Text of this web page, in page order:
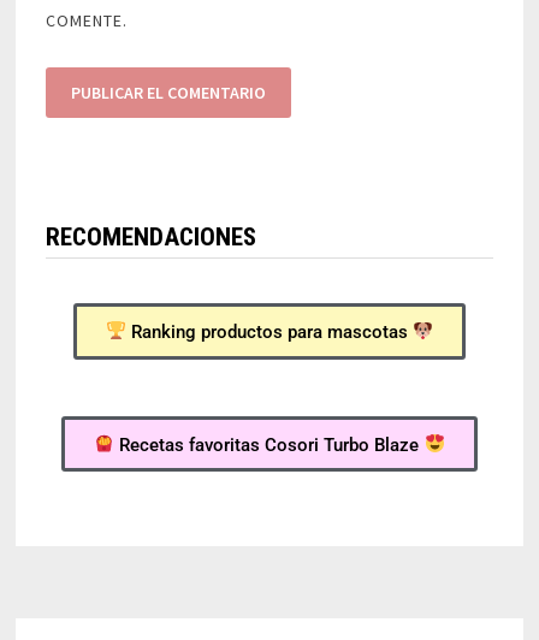
COMENTE.
RECOMENDACIONES
Ranking productos para mascotas
Recetas favoritas Cosori Turbo Blaze